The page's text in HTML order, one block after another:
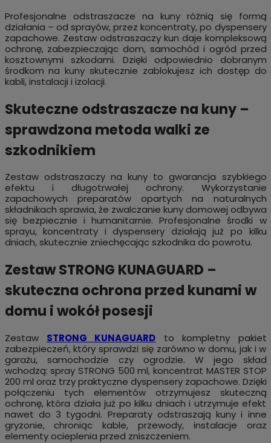
Profesjonalne odstraszacze na kuny różnią się formą
działania – od sprayów, przez koncentraty, po dyspensery
zapachowe. Zestaw odstraszaczy kun daje kompleksową
ochronę, zabezpieczając dom, samochód i ogród przed
kosztownymi szkodami. Dzięki odpowiednio dobranym
środkom na kuny skutecznie zablokujesz ich dostęp do
kabli, instalacji i izolacji.
Skuteczne odstraszacze na kuny –
sprawdzona metoda walki ze
szkodnikiem
Zestaw odstraszaczy na kuny to gwarancja szybkiego
efektu i długotrwałej ochrony. Wykorzystanie
zapachowych preparatów opartych na naturalnych
składnikach sprawia, że zwalczanie kuny domowej odbywa
się bezpiecznie i humanitarnie. Profesjonalne środki w
sprayu, koncentraty i dyspensery działają już po kilku
dniach, skutecznie zniechęcając szkodnika do powrotu.
Zestaw STRONG KUNAGUARD –
skuteczna ochrona przed kunami w
domu i wokół posesji
Zestaw STRONG KUNAGUARD to kompletny pakiet
zabezpieczeń, który sprawdzi się zarówno w domu, jak i w
garażu, samochodzie czy ogrodzie. W jego skład
wchodzą: spray STRONG 500 ml, koncentrat MASTER STOP
200 ml oraz trzy praktyczne dyspensery zapachowe. Dzięki
połączeniu tych elementów otrzymujesz skuteczną
ochronę, która działa już po kilku dniach i utrzymuje efekt
nawet do 3 tygodni. Preparaty odstraszają kuny i inne
gryzonie, chroniąc kable, przewody, instalacje oraz
elementy ocieplenia przed zniszczeniem.